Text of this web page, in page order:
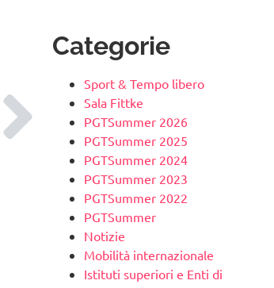
Categorie
Sport & Tempo libero
Sala Fittke
PGTSummer 2026
PGTSummer 2025
PGTSummer 2024
PGTSummer 2023
PGTSummer 2022
PGTSummer
Notizie
Mobilità internazionale
Istituti superiori e Enti di